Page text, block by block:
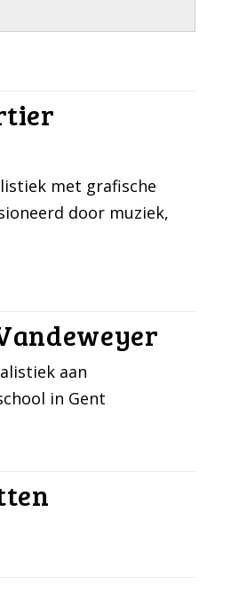
met grafische
door muziek,
aan
in Gent